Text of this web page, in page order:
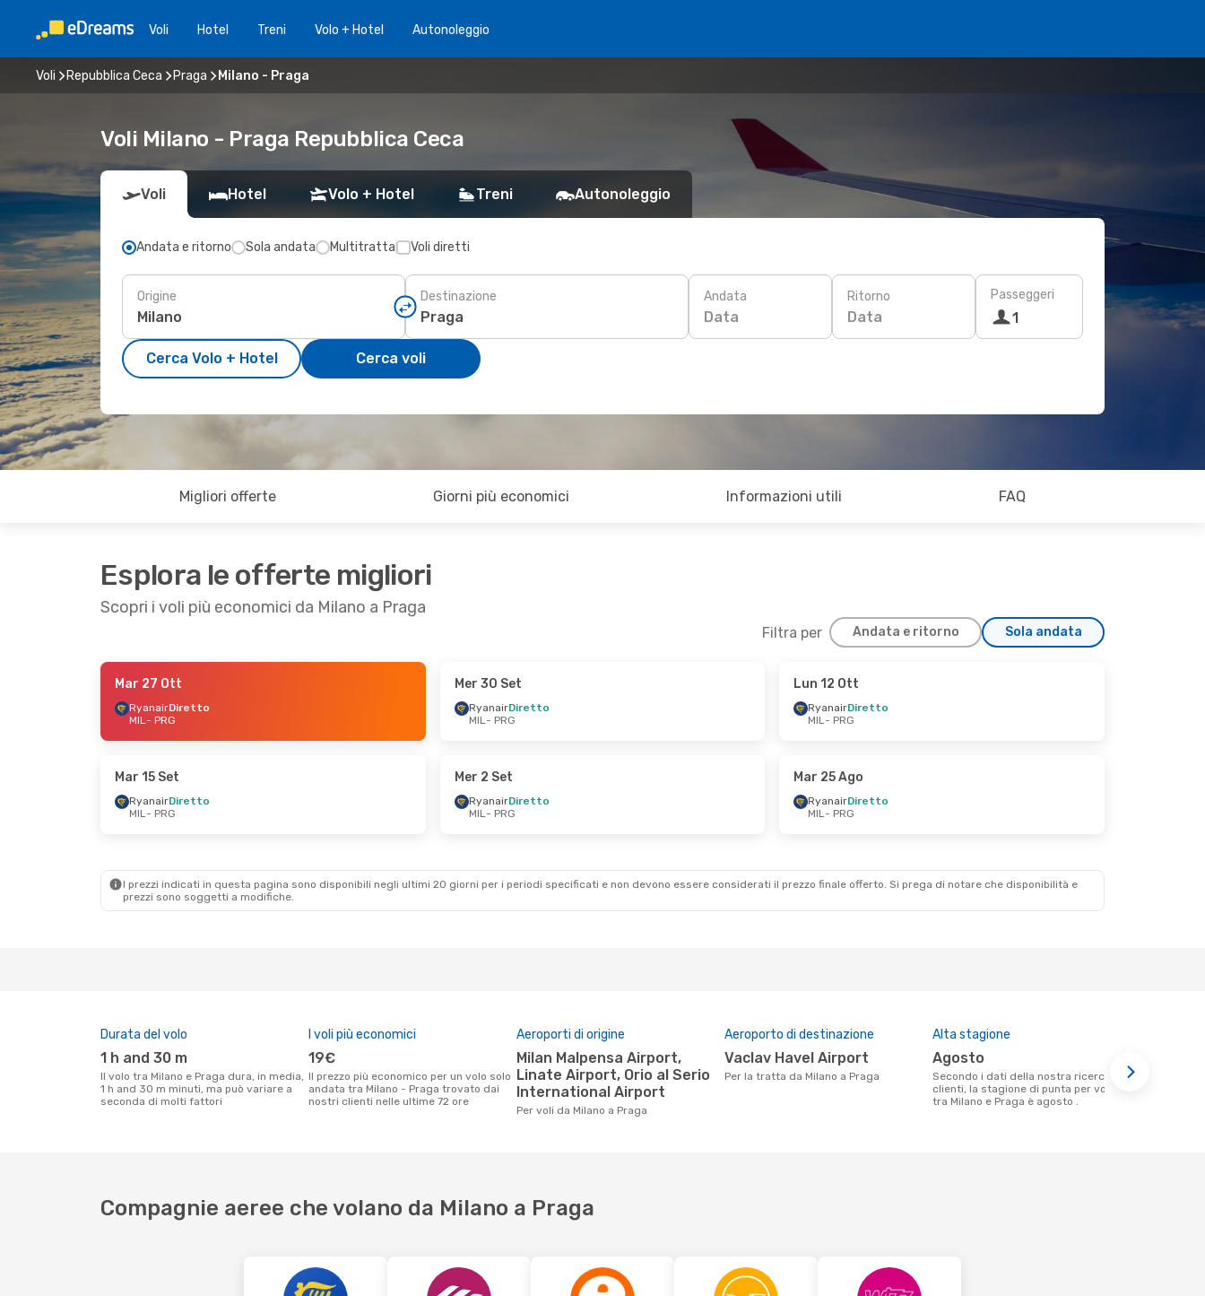
Voli Hotel Treni Volo + Hotel Autonoleggio
Voli Repubblica Ceca Praga Milano - Praga
Voli Milano - Praga Repubblica Ceca
Voli Hotel Volo + Hotel Treni Autonoleggio
Andata e ritorno Sola andata Multitratta Voli diretti
Origine Destinazione Andata
Data
Ritorno
Data
Passeggeri
1
Cerca Volo + Hotel Cerca voli
Migliori offerte Giorni più economici Informazioni utili FAQ
Esplora le offerte migliori
Scopri i voli più economici da Milano a Praga
Filtra per Andata e ritorno Sola andata
- Mer 21 Ott
- Mar 15 Set
PRG
- MIL - MIL
Mar 27 Ott
RyanairDiretto
MIL- PRG
Mer 30 Set
RyanairDiretto
MIL- PRG
Lun 12 Ott
RyanairDiretto
MIL- PRG
Mar 15 Set
RyanairDiretto
MIL- PRG
Mer 2 Set
RyanairDiretto
MIL- PRG
Mar 25 Ago
RyanairDiretto
MIL- PRG
I prezzi indicati in questa pagina sono disponibili negli ultimi 20 giorni per i periodi specificati e non devono essere considerati il ​​prezzo finale offerto. Si prega di notare che disponibilità e
prezzi sono soggetti a modifiche.
Durata del volo
1 h and 30 m
Il volo tra Milano e Praga dura, in media,
1 h and 30 m minuti, ma può variare a
seconda di molti fattori
I voli più economici
19€
Il prezzo più economico per un volo solo
andata tra Milano - Praga trovato dai
nostri clienti nelle ultime 72 ore
Aeroporti di origine
Milan Malpensa Airport,
Linate Airport, Orio al Serio
International Airport
Per voli da Milano a Praga
Aeroporto di destinazione
Vaclav Havel Airport
Per la tratta da Milano a Praga
Alta stagione
agosto
Secondo i dati della nostra ricerca
clienti, la stagione di punta per volare
tra Milano e Praga è agosto .
Compagnie aeree che volano da Milano a Praga